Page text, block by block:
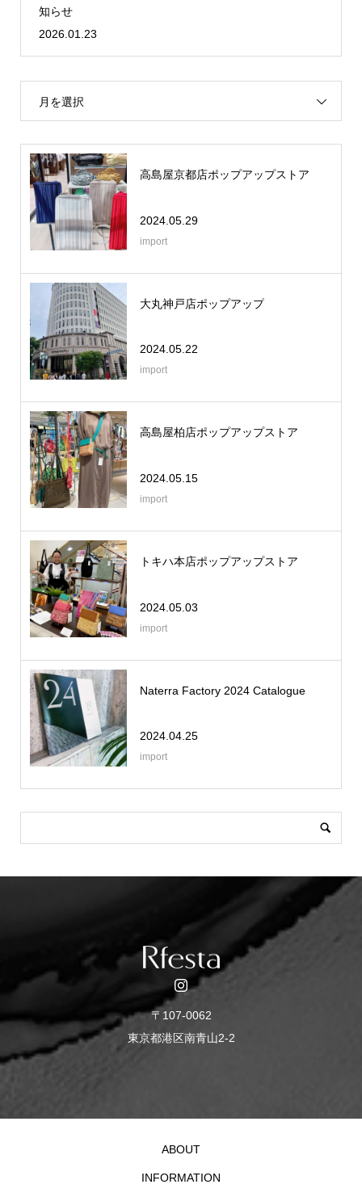
知らせ
2026.01.23
月を選択
高島屋京都店ポップアップストア
2024.05.29
import
大丸神戸店ポップアップ
2024.05.22
import
高島屋柏店ポップアップストア
2024.05.15
import
トキハ本店ポップアップストア
2024.05.03
import
Naterra Factory 2024 Catalogue
2024.04.25
import
〒107-0062
東京都港区南青山2-2
ABOUT
INFORMATION